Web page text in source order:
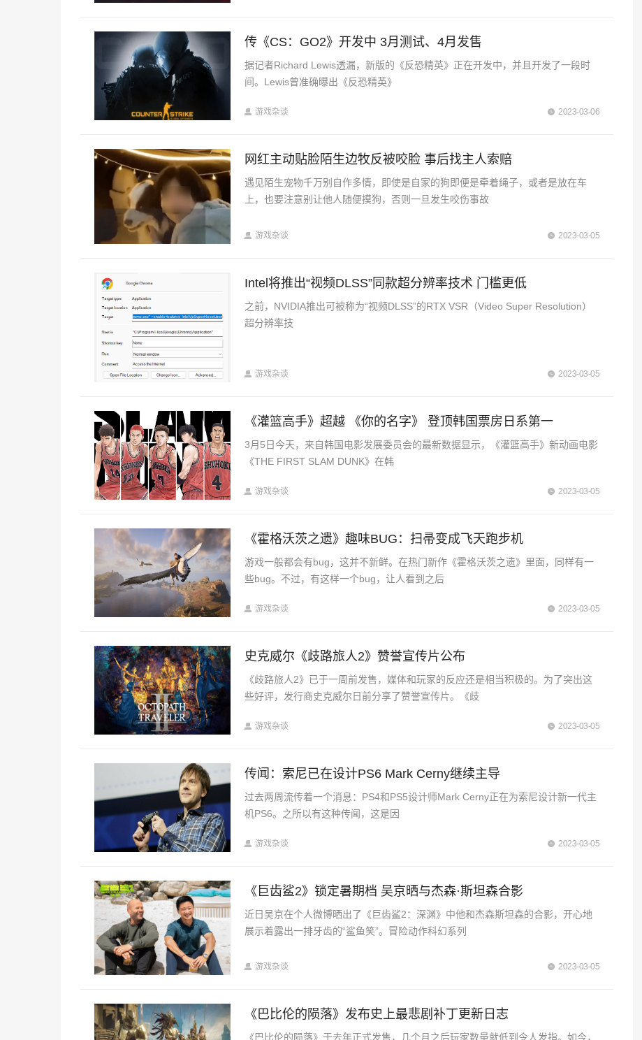
传《CS：GO2》开发中 3月测试、4月发售
据记者Richard Lewis透漏，新版的《反恐精英》正在开发中，并且开发了一段时
间。Lewis曾准确曝出《反恐精英》
游戏杂谈 2023-03-06
网红主动贴脸陌生边牧反被咬脸 事后找主人索赔
遇见陌生宠物千万别自作多情，即使是自家的狗即便是牵着绳子，或者是放在车
上，也要注意别让他人随便摸狗，否则一旦发生咬伤事故
游戏杂谈 2023-03-05
Intel将推出“视频DLSS”同款超分辨率技术 门槛更低
之前，NVIDIA推出可被称为“视频DLSS”的RTX VSR（Video Super Resolution）
超分辨率技
游戏杂谈 2023-03-05
《灌篮高手》超越 《你的名字》 登顶韩国票房日系第一
3月5日今天，来自韩国电影发展委员会的最新数据显示，《灌篮高手》新动画电影
《THE FIRST SLAM DUNK》在韩
游戏杂谈 2023-03-05
《霍格沃茨之遗》趣味BUG：扫帚变成飞天跑步机
游戏一般都会有bug，这并不新鲜。在热门新作《霍格沃茨之遗》里面，同样有一
些bug。不过，有这样一个bug，让人看到之后
游戏杂谈 2023-03-05
史克威尔《歧路旅人2》赞誉宣传片公布
《歧路旅人2》已于一周前发售，媒体和玩家的反应还是相当积极的。为了突出这
些好评，发行商史克威尔日前分享了赞誉宣传片。《歧
游戏杂谈 2023-03-05
传闻：索尼已在设计PS6 Mark Cerny继续主导
过去两周流传着一个消息：PS4和PS5设计师Mark Cerny正在为索尼设计新一代主
机PS6。之所以有这种传闻，这是因
游戏杂谈 2023-03-05
《巨齿鲨2》锁定暑期档 吴京晒与杰森·斯坦森合影
近日吴京在个人微博晒出了《巨齿鲨2：深渊》中他和杰森斯坦森的合影，开心地
展示着露出一排牙齿的“鲨鱼笑”。冒险动作科幻系列
游戏杂谈 2023-03-05
《巴比伦的陨落》发布史上最悲剧补丁更新日志
《巴比伦的陨落》于去年正式发售，几个月之后玩家数量就低到令人发指。如今，